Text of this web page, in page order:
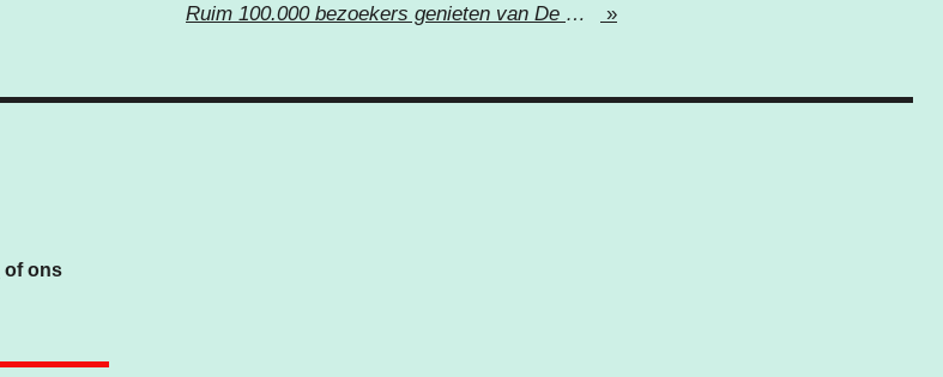
Ruim 100.000 bezoekers genieten van De Grote Twentse Carnavals Optocht 2026 »
of ons